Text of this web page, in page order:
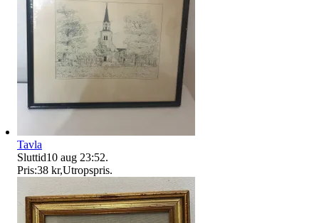
Tavla
Sluttid10 aug 23:52.
Pris:38 kr,Utropspris.